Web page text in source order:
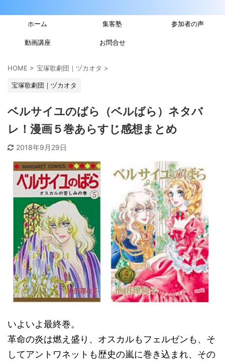
ホーム 集客塾 参加者の声
動画講座 お問合せ
HOME > 宝塚歌劇団｜ヅカオタ >
宝塚歌劇団｜ヅカオタ
ベルサイユのばら（ベルばら）ネタバ
レ！漫画５巻あらすじ感想まとめ
2018年9月29日
いよいよ最終巻。
革命の炎は燃え盛り、オスカルもフェルゼンも、そ
してアントワネットも歴史の嵐に巻き込まれ、その